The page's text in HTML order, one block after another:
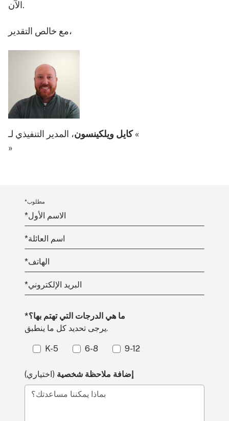
الآن.
مع خالص التقدير،
كايل ويلكينسون، المدير التنفيذي لـ «
»
*مطلوب
*الاسم الأول
*اسم العائلة
*الهاتف
*البريد الإلكتروني
*ما هي الدرجات التي تهتم بها؟
يرجى تحديد كل ما ينطبق.
K-5 6-8 9-12
إضافة ملاحظة شخصية (اختياري)
بماذا يمكننا مساعدتك؟